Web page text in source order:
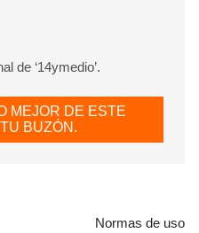
de ‘14ymedio’.
MEJOR DE ESTE
BUZÓN.
Normas de uso